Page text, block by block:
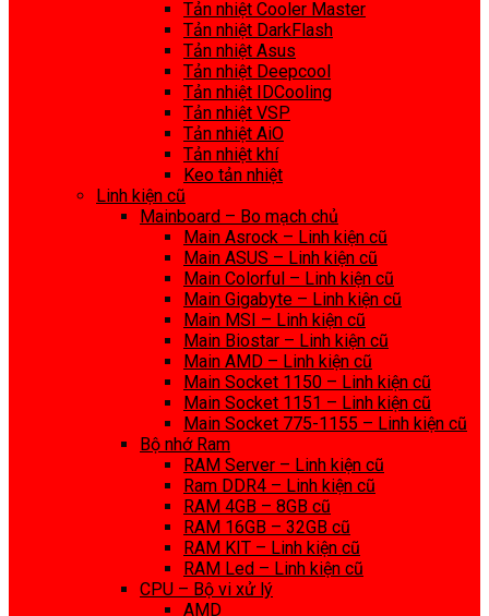
Tản nhiệt Cooler Master
Tản nhiệt DarkFlash
Tản nhiệt Asus
Tản nhiệt Deepcool
Tản nhiệt IDCooling
Tản nhiệt VSP
Tản nhiệt AiO
Tản nhiệt khí
Keo tản nhiệt
Linh kiện cũ
Mainboard – Bo mạch chủ
Main Asrock – Linh kiện cũ
Main ASUS – Linh kiện cũ
Main Colorful – Linh kiện cũ
Main Gigabyte – Linh kiện cũ
Main MSI – Linh kiện cũ
Main Biostar – Linh kiện cũ
Main AMD – Linh kiện cũ
Main Socket 1150 – Linh kiện cũ
Main Socket 1151 – Linh kiện cũ
Main Socket 775-1155 – Linh kiện cũ
Bộ nhớ Ram
RAM Server – Linh kiện cũ
Ram DDR4 – Linh kiện cũ
RAM 4GB – 8GB cũ
RAM 16GB – 32GB cũ
RAM KIT – Linh kiện cũ
RAM Led – Linh kiện cũ
CPU – Bộ vi xử lý
AMD